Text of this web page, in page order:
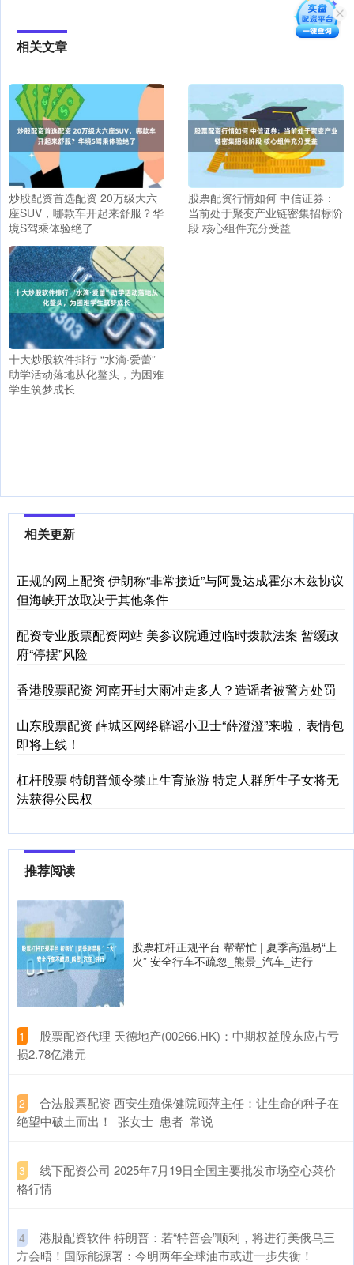
相关文章
炒股配资首选配资 20万级大六
座SUV，哪款车开起来舒服？华
境S驾乘体验绝了
股票配资行情如何 中信证券：
当前处于聚变产业链密集招标阶
段 核心组件充分受益
十大炒股软件排行 “水滴·爱蕾”
助学活动落地从化鳌头，为困难
学生筑梦成长
相关更新
正规的网上配资 伊朗称“非常接近”与阿曼达成霍尔木兹协议
但海峡开放取决于其他条件
配资专业股票配资网站 美参议院通过临时拨款法案 暂缓政
府“停摆”风险
香港股票配资 河南开封大雨冲走多人？造谣者被警方处罚
山东股票配资 薛城区网络辟谣小卫士“薛澄澄”来啦，表情包
即将上线！
杠杆股票 特朗普颁令禁止生育旅游 特定人群所生子女将无
法获得公民权
推荐阅读
股票杠杆正规平台 帮帮忙 | 夏季高温易“上
火” 安全行车不疏忽_熊景_汽车_进行
1
​股票配资代理 天德地产(00266.HK)：中期权益股东应占亏
损2.78亿港元
2
​合法股票配资 西安生殖保健院顾萍主任：让生命的种子在
绝望中破土而出！_张女士_患者_常说
3
​线下配资公司 2025年7月19日全国主要批发市场空心菜价
格行情
4
​港股配资软件 特朗普：若“特普会”顺利，将进行美俄乌三
方会晤！国际能源署：今明两年全球油市或进一步失衡！